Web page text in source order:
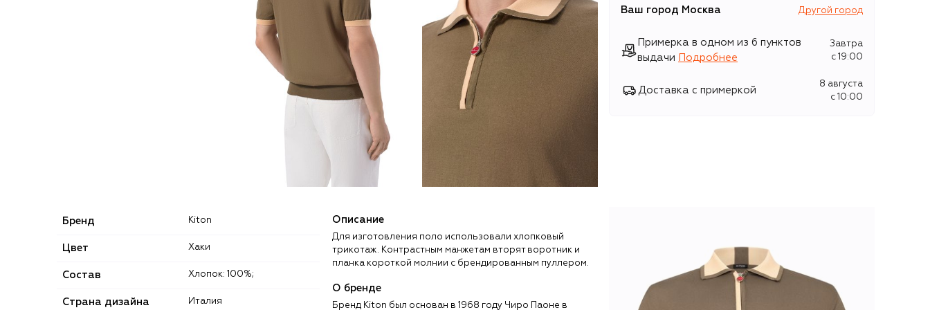
Ваш город Москва Другой город
Примерка в одном из 6 пунктов
выдачи
Подробнее
Завтра
c 19:00
Доставка с примеркой
8 августа
c 10:00
Бренд Kiton
Цвет Хаки
Состав Хлопок: 100%;
Страна дизайна Италия
Описание
Для изготовления поло использовали хлопковый
трикотаж. Контрастным манжетам вторят воротник и
планка короткой молнии с брендированным пуллером.
О бренде
Бренд Kiton был основан в 1968 году Чиро Паоне в